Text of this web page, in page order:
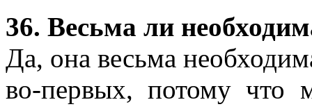
36. Весьма ли
Да, она весьма
во-первых, потому что